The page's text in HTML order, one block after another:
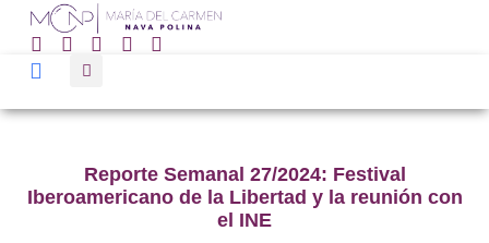
Reporte Semanal 27/2024: Festival
Iberoamericano de la Libertad y la reunión con
el INE